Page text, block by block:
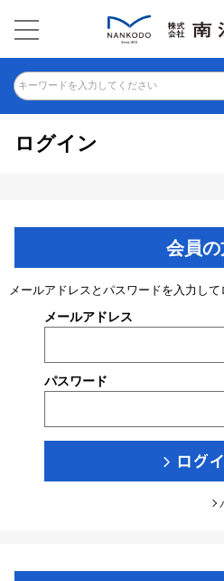
キーワードを入力してください
ログイン
会員の
メールアドレスとパスワードを入力して
メールアドレス
パスワード